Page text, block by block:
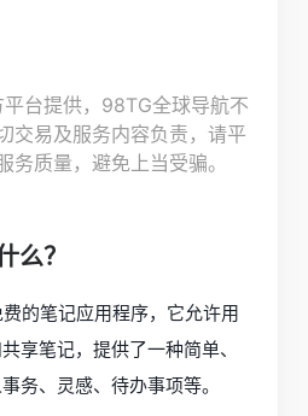
台提供，98TG全球导航不
交易及服务内容负责，请平
务质量，避免上当受骗。
么？
的笔记应用程序，它允许用
享笔记，提供了一种简单、
务、灵感、待办事项等。